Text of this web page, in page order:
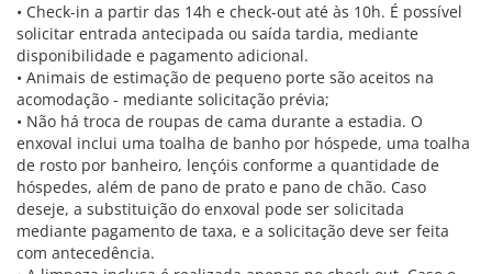
• Check-in a partir das 14h e check-out até às 10h. É possível
solicitar entrada antecipada ou saída tardia, mediante
disponibilidade e pagamento adicional.
• Animais de estimação de pequeno porte são aceitos na
acomodação - mediante solicitação prévia;
• Não há troca de roupas de cama durante a estadia. O
enxoval inclui uma toalha de banho por hóspede, uma toalha
de rosto por banheiro, lençóis conforme a quantidade de
hóspedes, além de pano de prato e pano de chão. Caso
deseje, a substituição do enxoval pode ser solicitada
mediante pagamento de taxa, e a solicitação deve ser feita
com antecedência.